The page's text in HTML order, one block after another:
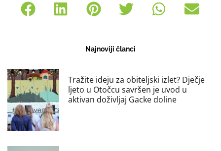
Najnoviji članci
Tražite ideju za obiteljski izlet? Dječje
ljeto u Otočcu savršen je uvod u
aktivan doživljaj Gacke doline